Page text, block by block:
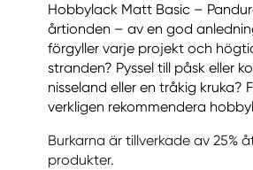
Hobbylack Matt Basic –
årtionden – av en god
förgyller varje projekt och
stranden? Pyssel till påsk eller
nisseland eller en tråkig kruka?
verkligen rekommendera
Burkarna är tillverkade av 25%
produkter.